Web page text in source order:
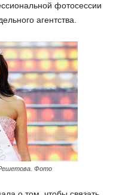
фотосессии
агентства.
Фото